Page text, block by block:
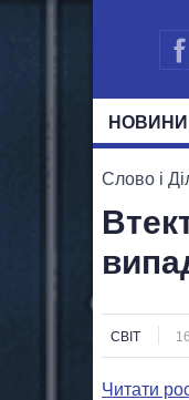
НОВИНИ
Слово і
СВІТ
Читати